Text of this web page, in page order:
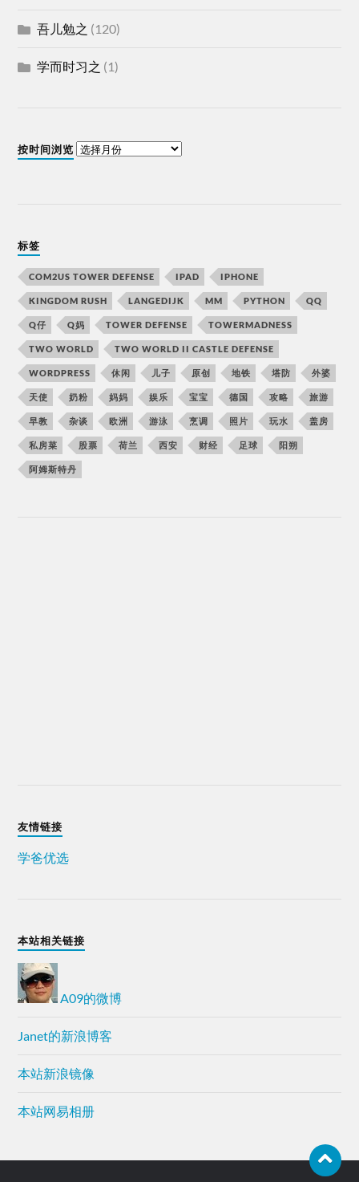
吾儿勉之 (120)
学而时习之 (1)
按时间浏览
标签
COM2US TOWER DEFENSE IPAD IPHONE
KINGDOM RUSH LANGEDIJK MM PYTHON QQ
Q仔 Q妈 TOWER DEFENSE TOWERMADNESS
TWO WORLD TWO WORLD II CASTLE DEFENSE
WORDPRESS 休闲 儿子 原创 地铁 塔防 外婆
天使 奶粉 妈妈 娱乐 宝宝 德国 攻略 旅游
早教 杂谈 欧洲 游泳 烹调 照片 玩水 盖房
私房菜 股票 荷兰 西安 财经 足球 阳朔
阿姆斯特丹
友情链接
学爸优选
本站相关链接
A09的微博
Janet的新浪博客
本站新浪镜像
本站网易相册